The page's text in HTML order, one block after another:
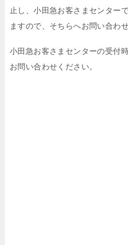
止し、小田急お客さまセンター
ますので、そちらへお問い合わ
小田急お客さまセンターの受付
お問い合わせください。